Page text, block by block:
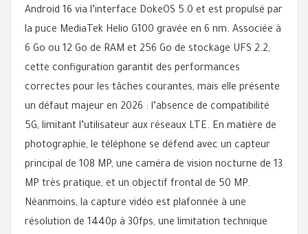
Android 16 via l’interface DokeOS 5.0 et est propulsé par
la puce MediaTek Helio G100 gravée en 6 nm. Associée à
6 Go ou 12 Go de RAM et 256 Go de stockage UFS 2.2,
cette configuration garantit des performances
correctes pour les tâches courantes, mais elle présente
un défaut majeur en 2026 : l’absence de compatibilité
5G, limitant l’utilisateur aux réseaux LTE. En matière de
photographie, le téléphone se défend avec un capteur
principal de 108 MP, une caméra de vision nocturne de 13
MP très pratique, et un objectif frontal de 50 MP.
Néanmoins, la capture vidéo est plafonnée à une
résolution de 1440p à 30fps, une limitation technique